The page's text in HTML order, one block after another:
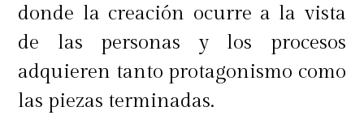
donde la creación ocurre a la vista
de las personas y los procesos
adquieren tanto protagonismo como
las piezas terminadas.